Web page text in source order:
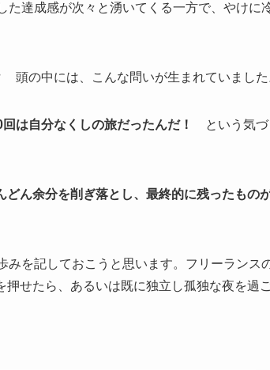
た達成感が次々と湧いてくる一方で、やけに
頭の中には、こんな問いが生まれていました
回は自分なくしの旅だったんだ！
という気づ
ん余分を削ぎ落とし、最終的に残ったもの
を記しておこうと思います。フリーランス
せたら、あるいは既に独立し孤独な夜を過